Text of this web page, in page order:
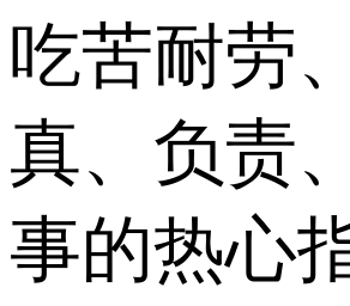
吃苦耐劳
真、负责
事的热心